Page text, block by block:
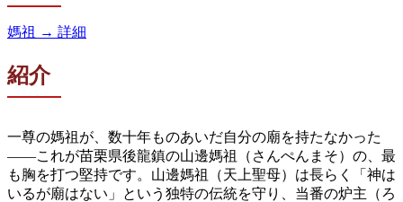
媽祖 → 詳細
紹介
一尊の媽祖が、数十年ものあいだ自分の廟を持たなかった
——これが苗栗県後龍鎮の山邊媽祖（さんぺんまそ）の、最
も胸を打つ堅持です。山邊媽祖（天上聖母）は長らく「神は
いるが廟はない」という独特の伝統を守り、当番の炉主（ろ